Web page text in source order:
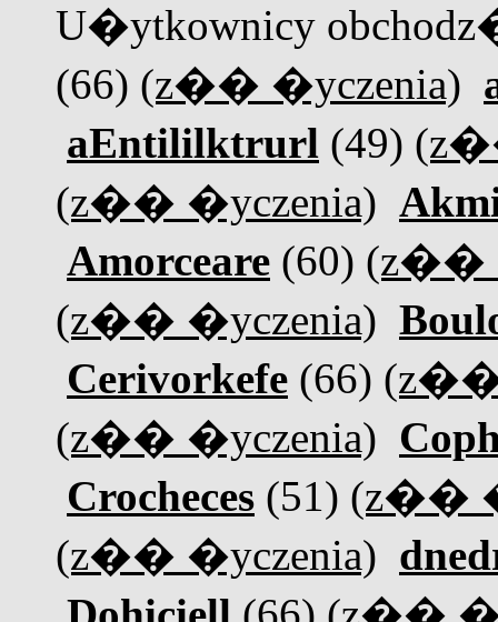
U�ytkownicy
(66) (z�� �yczenia)
aEntililktrurl (49)
(z�� �yczenia)
Amorceare (60) (z��
(z�� �yczenia)
Cerivorkefe (66) (z��
(z�� �yczenia)
Crocheces (51) (z��
(z�� �yczenia)